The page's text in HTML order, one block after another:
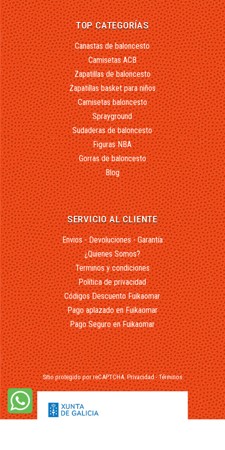
TOP CATEGORÍAS
Canastas de baloncesto
Camisetas ACB
Zapatillas de baloncesto
Zapatillas basket para niños
Camisetas baloncesto
Sprayground
Sudaderas de baloncesto
Figuras NBA
Gorras de baloncesto
Blog
SERVICIO AL CLIENTE
Envios - Devoluciones - Garantía
¿Quienes Somos?
Terminos y condiciones
Política de privacidad
Códigos Descuento Fuikaomar
Pago aplazado en Fuikaomar
Pago Seguro en Fuikaomar
Sitio protegido por reCAPTCHA.Privacidad-Términos